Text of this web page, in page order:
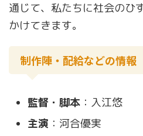
通じて、私たちに社会のひ
かけてきます。
制作陣・配給などの情報
監督・脚本 ：入江悠
主演 ：河合優実